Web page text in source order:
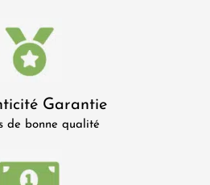
Garantie
de bonne qualité